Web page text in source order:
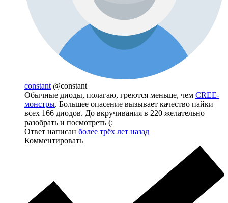
constant @constant
Обычные диоды, полагаю, греются меньше, чем CREE-
монстры. Большее опасение вызывает качество пайки
всех 166 диодов. До вкручивания в 220 желательно
разобрать и посмотреть (:
Ответ написан более трёх лет назад
Комментировать